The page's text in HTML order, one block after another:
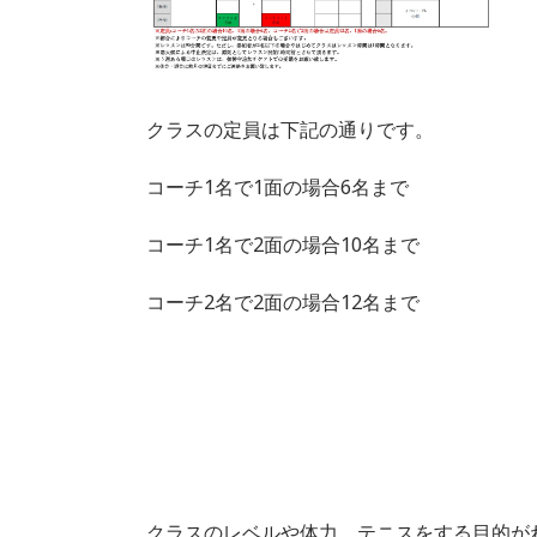
クラスの定員は下記の通りです。
コーチ1名で1面の場合6名まで
コーチ1名で2面の場合10名まで
コーチ2名で2面の場合12名まで
クラスのレベルや体力、テニスをする目的